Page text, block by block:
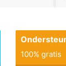
100% gratis